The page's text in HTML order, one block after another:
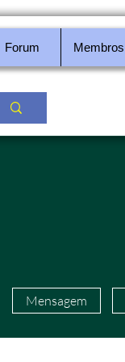
Forum Membros
Mensagem